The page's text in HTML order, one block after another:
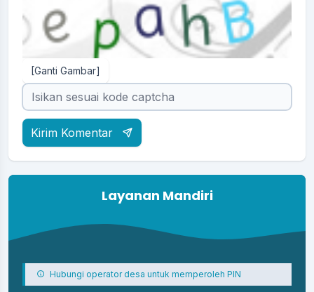
[Ganti Gambar]
Kirim Komentar
Layanan Mandiri
Hubungi operator desa untuk memperoleh PIN